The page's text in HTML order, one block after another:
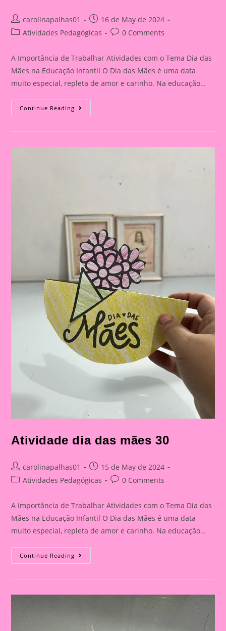
Post
author:
carolinapalhas01
Post
published:
16 de May de 2024
PostAtividades Pedagógicas
Post0 Comments
A Importância de Trabalhar Atividades com o Tema Dia das
Mães na Educação Infantil O Dia das Mães é uma data
muito especial, repleta de amor e carinho. Na educação…
Continue Reading Atividade
Dia
Atividade dia das mães 30
Post
author:
carolinapalhas01
Post
published:
15 de May de 2024
PostAtividades Pedagógicas
Post0 Comments
A Importância de Trabalhar Atividades com o Tema Dia das
Mães na Educação Infantil O Dia das Mães é uma data
muito especial, repleta de amor e carinho. Na educação…
Continue Reading Atividade
Dia
Mães